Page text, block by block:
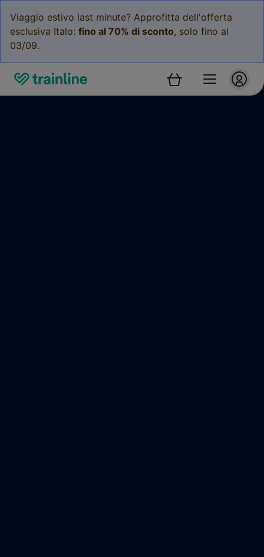
Viaggio estivo last minute? Approfitta dell'offerta
esclusiva Italo: fino al 70% di sconto, solo fino al
03/09.